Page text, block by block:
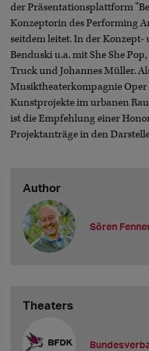
der Präsentationsplattform
Konzeptorin des Performing
seitdem leitet. In der
Benduski u.a. mit She She
Truck und Johannes Müller.
Musiktheaterkompagnie Oper
Kunstprojekte im urbanen
ist die Empfehlung einer
Projektanträge in den
Author
Sören
Theaters